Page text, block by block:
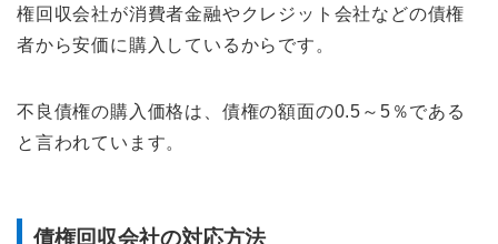
権回収会社が消費者金融やクレジット会社などの債権
者から安価に購入しているからです。
不良債権の購入価格は、債権の額面の0.5～5％である
と言われています。
債権回収会社の対応方法